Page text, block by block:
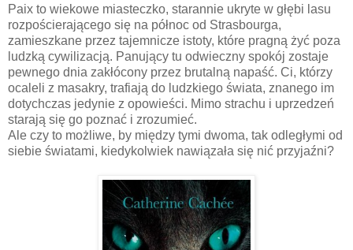
Paix to wiekowe miasteczko, starannie ukryte w głębi lasu
rozpościerającego się na północ od Strasbourga,
zamieszkane przez tajemnicze istoty, które pragną żyć poza
ludzką cywilizacją. Panujący tu odwieczny spokój zostaje
pewnego dnia zakłócony przez brutalną napaść. Ci, którzy
ocaleli z masakry, trafiają do ludzkiego świata, znanego im
dotychczas jedynie z opowieści. Mimo strachu i uprzedzeń
starają się go poznać i zrozumieć.
Ale czy to możliwe, by między tymi dwoma, tak odległymi od
siebie światami, kiedykolwiek nawiązała się nić przyjaźni?